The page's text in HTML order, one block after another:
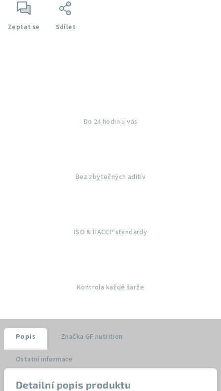
Zeptat se Sdílet
Do 24 hodin u vás
Bez zbytečných aditiv
ISO & HACCP standardy
Kontrola každé šarže
Popis Značka GF nutrition
Ostatní informace
Detailní popis produktu